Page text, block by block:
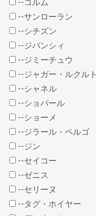
--コルム
--サンローラン
--シチズン
--ジバンシィ
--ジミーチュウ
--ジャガー・ルクルト
--シャネル
--ショパール
--ショーメ
--ジラール・ペルゴ
--ジン
--セイコー
--ゼニス
--セリーヌ
--タグ・ホイヤー